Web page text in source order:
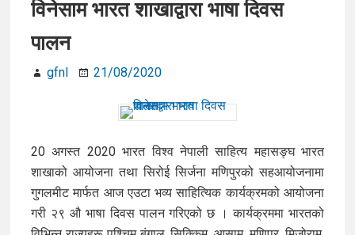
समिति
विनेसाम भारत शाखाद्वारा भाषा दिवस
पालन
gfnl 21/08/2020
20 अगस्त 2020 भारत विश्व नेपाली साहित्य महासङ्घ भारत
शाखाको आयोजना तथा सिरोई सिर्जना मणिपुरको सहआयोजनामा
गुगलमीट मार्फत आज एउटा भव्य साहित्यिक कार्यक्रमको आयोजना
गरी २९ औ भाषा दिवस पालन गरिएको छ । कार्यक्रममा भारतको